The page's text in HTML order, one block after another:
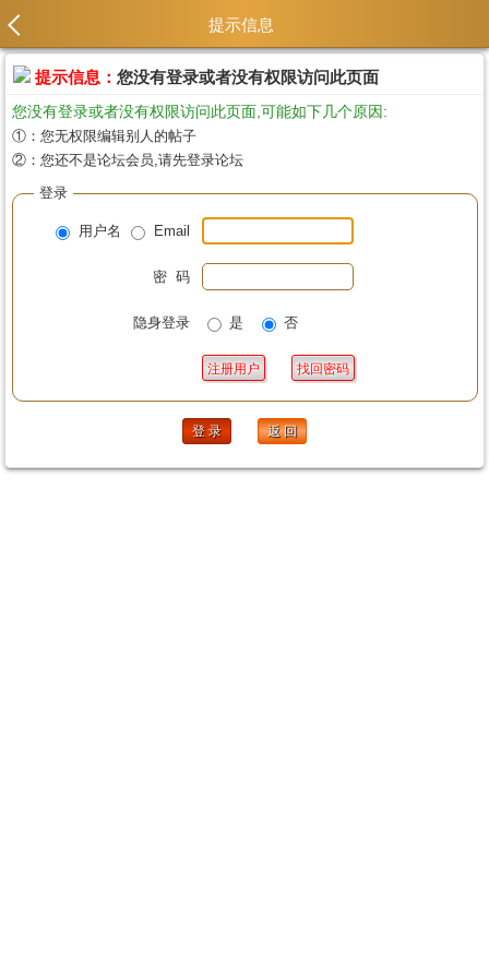
提示信息
提示信息： 您没有登录或者没有权限访问此页面
您没有登录或者没有权限访问此页面,可能如下几个原因:
①：您无权限编辑别人的帖子
②：您还不是论坛会员,请先登录论坛
登录
用户名 Email
密 码
隐身登录 是 否